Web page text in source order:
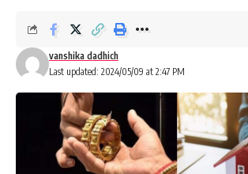
Last updated: 2024/05/09 at 2:47 PM
vanshika dadhich